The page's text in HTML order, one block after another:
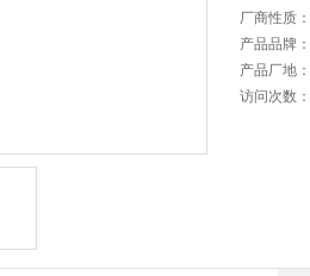
厂商性质：
产品品牌：
产品厂地：
访问次数：